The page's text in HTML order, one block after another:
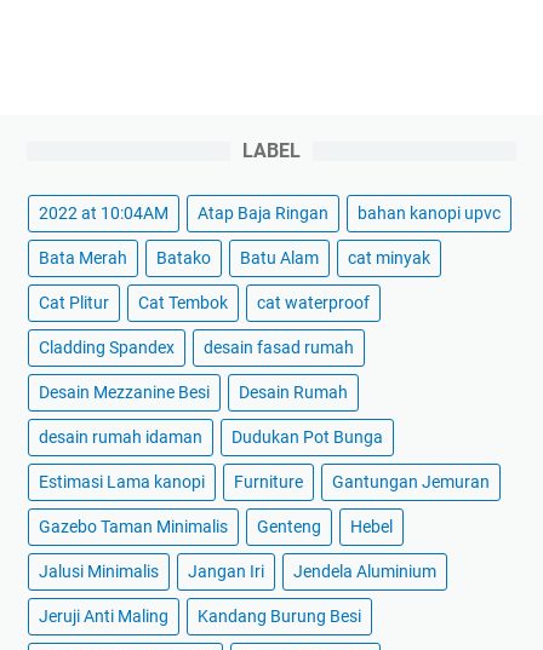
LABEL
2022 at 10:04AM Atap Baja Ringan bahan kanopi upvc
Bata Merah Batako Batu Alam cat minyak
Cat Plitur Cat Tembok cat waterproof
Cladding Spandex desain fasad rumah
Desain Mezzanine Besi Desain Rumah
desain rumah idaman Dudukan Pot Bunga
Estimasi Lama kanopi Furniture Gantungan Jemuran
Gazebo Taman Minimalis Genteng Hebel
Jalusi Minimalis Jangan Iri Jendela Aluminium
Jeruji Anti Maling Kandang Burung Besi